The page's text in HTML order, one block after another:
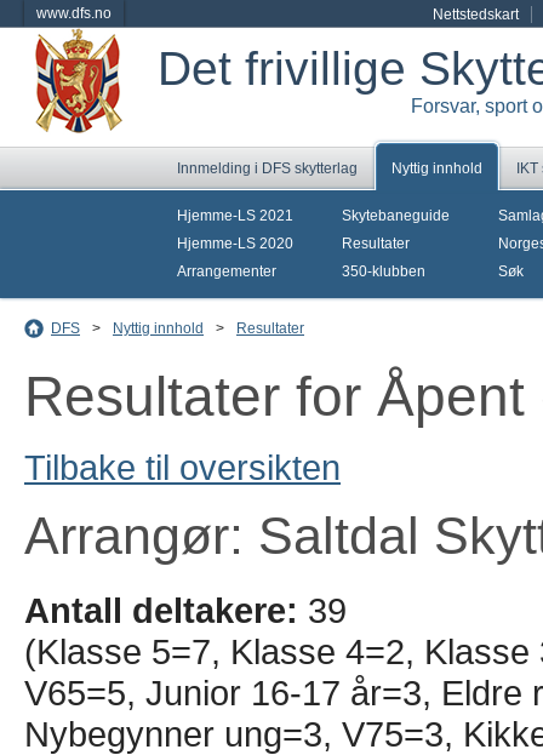
www.dfs.no Nettstedskart
Det frivillige
Forsvar, sport
Innmelding i DFS skytterlag Nyttig innhold
Hjemme-LS 2021
Hjemme-LS 2020
Arrangementer
Skytebaneguide
Resultater
350-klubben
Søk
DFS > Nyttig innhold > Resultater
Resultater for
Tilbake til oversikten
Arrangør: Saltdal
Antall deltakere: 39
(Klasse 5=7, Klasse 4=2,
V65=5, Junior 16-17 år=3, Eldre
Nybegynner ung=3, V75=3,